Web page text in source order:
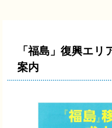
「福島」復興エ
案内